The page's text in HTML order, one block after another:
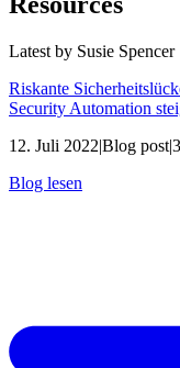
Latest by Susie Spencer
Riskante
Security Automation
12. Juli 2022|Blog post|
Blog lesen